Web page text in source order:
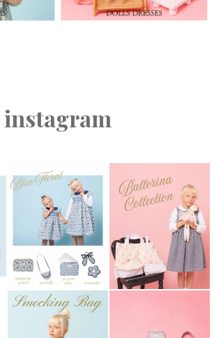
instagram